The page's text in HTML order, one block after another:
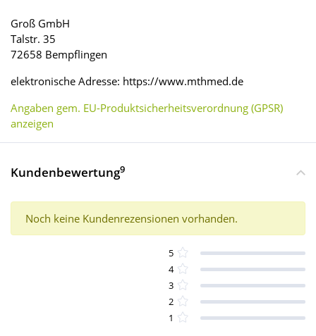
Groß GmbH
Talstr. 35
72658 Bempflingen
elektronische Adresse: https://www.mthmed.de
Angaben gem. EU-Produktsicherheitsverordnung (GPSR)
anzeigen
Kundenbewertung9
Noch keine Kundenrezensionen vorhanden.
5
4
3
2
1